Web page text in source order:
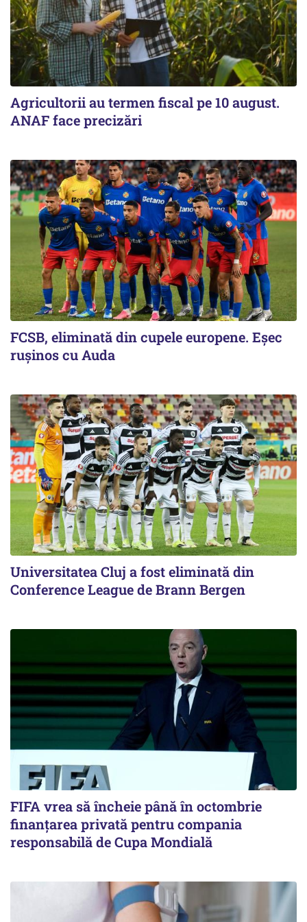
Agricultorii au termen fiscal pe 10 august.
ANAF face precizări
FCSB, eliminată din cupele europene. Eşec
ruşinos cu Auda
Universitatea Cluj a fost eliminată din
Conference League de Brann Bergen
FIFA vrea să încheie până în octombrie
finanțarea privată pentru compania
responsabilă de Cupa Mondială